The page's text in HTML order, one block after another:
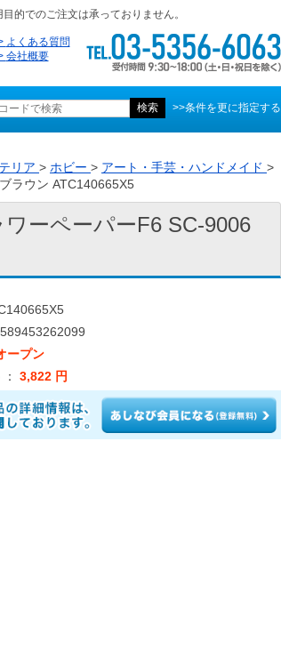
的でのご注文は承っておりません。
よくある質問
会社概要
>>条件を更に指定する
リア > ホビー > アート・手芸・ハンドメイド >
ラウン ATC140665X5
ーペーパーF6 SC-9006
ープン
： 3,822 円